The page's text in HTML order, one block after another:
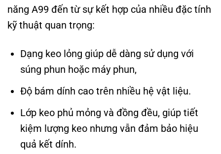
năng A99 đến từ sự kết hợp của nhiều đặc tính
kỹ thuật quan trọng:
Dạng keo lỏng giúp dễ dàng sử dụng với
súng phun hoặc máy phun,
Độ bám dính cao trên nhiều hệ vật liệu.
Lớp keo phủ mỏng và đồng đều, giúp tiết
kiệm lượng keo nhưng vẫn đảm bảo hiệu
quả kết dính.